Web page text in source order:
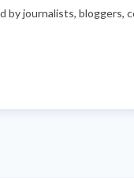
by journalists,